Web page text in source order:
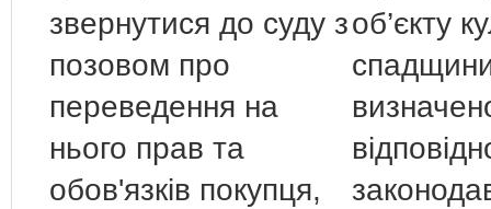
звернутися до суду з
позовом про
переведення на
нього прав та
обов'язків покупця,
об’єкту